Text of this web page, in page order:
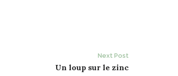
Next Post
Un loup sur le zinc